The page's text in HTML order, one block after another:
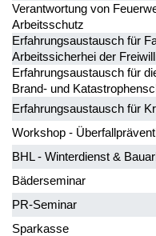
Verantwortung von
Arbeitsschutz
Erfahrungsaustausch für
Arbeitssicherhei der
Erfahrungsaustausch für
Brand- und
Erfahrungsaustausch für
Workshop -
BHL - Winterdienst &
Bäderseminar
PR-Seminar
Sparkasse